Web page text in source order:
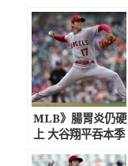
MLB》腸胃炎仍硬
上 大谷翔平吞本季